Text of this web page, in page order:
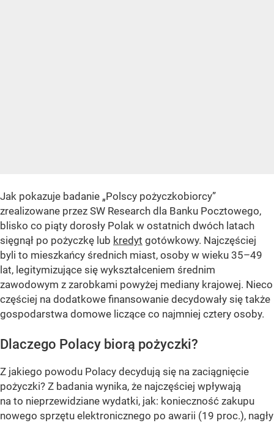
Jak pokazuje badanie „Polscy pożyczkobiorcy”
zrealizowane przez SW Research dla Banku Pocztowego,
blisko co piąty dorosły Polak w ostatnich dwóch latach
sięgnął po pożyczkę lub kredyt gotówkowy. Najczęściej
byli to mieszkańcy średnich miast, osoby w wieku 35–49
lat, legitymizujące się wykształceniem średnim
zawodowym z zarobkami powyżej mediany krajowej. Nieco
częściej na dodatkowe finansowanie decydowały się także
gospodarstwa domowe liczące co najmniej cztery osoby.
Dlaczego Polacy biorą pożyczki?
Z jakiego powodu Polacy decydują się na zaciągnięcie
pożyczki? Z badania wynika, że najczęściej wpływają
na to nieprzewidziane wydatki, jak: konieczność zakupu
nowego sprzętu elektronicznego po awarii (19 proc.), nagły